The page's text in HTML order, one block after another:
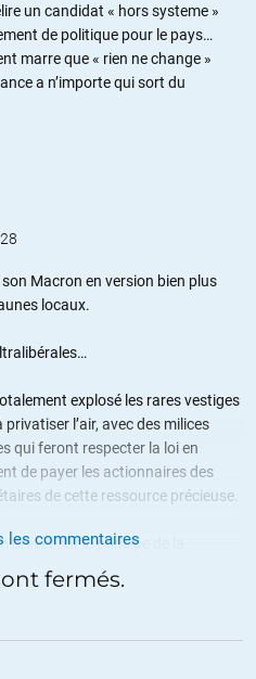
un candidat « hors systeme »
de politique pour le pays…
marre que « rien ne change »
a n’importe qui sort du
Macron en version bien plus
locaux.
explosé les rares vestiges
l’air, avec des milices
qui feront respecter la loi en
de payer les actionnaires des
de cette ressource précieuse.
brevet sur le principe de la
par cette fabuleuse invention
fait pour ça) et je deviendrai alors
les commentaires
fermés.